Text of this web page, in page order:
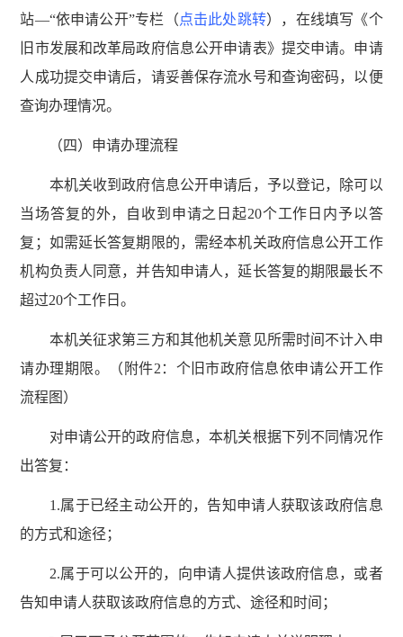
站—“依申请公开”专栏（点击此处跳转），在线填写《个
旧市发展和改革局政府信息公开申请表》提交申请。申请
人成功提交申请后，请妥善保存流水号和查询密码，以便
查询办理情况。
（四）申请办理流程
本机关收到政府信息公开申请后，予以登记，除可以
当场答复的外，自收到申请之日起20个工作日内予以答
复；如需延长答复期限的，需经本机关政府信息公开工作
机构负责人同意，并告知申请人，延长答复的期限最长不
超过20个工作日。
本机关征求第三方和其他机关意见所需时间不计入申
请办理期限。（附件2：个旧市政府信息依申请公开工作
流程图）
对申请公开的政府信息，本机关根据下列不同情况作
出答复：
1.属于已经主动公开的，告知申请人获取该政府信息
的方式和途径；
2.属于可以公开的，向申请人提供该政府信息，或者
告知申请人获取该政府信息的方式、途径和时间；